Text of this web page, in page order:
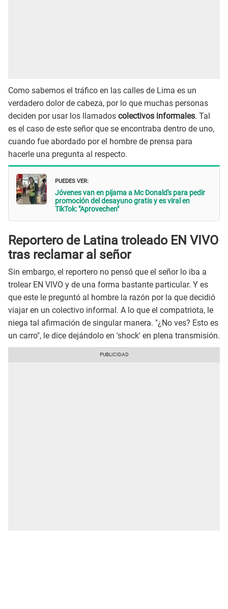
Como sabemos el tráfico en las calles de Lima es un
verdadero dolor de cabeza, por lo que muchas personas
deciden por usar los llamados colectivos informales. Tal
es el caso de este señor que se encontraba dentro de uno,
cuando fue abordado por el hombre de prensa para
hacerle una pregunta al respecto.
PUEDES VER:
Jóvenes van en pijama a Mc Donald's para pedir
promoción del desayuno gratis y es viral en
TikTok: "Aprovechen"
Reportero de Latina troleado EN VIVO
tras reclamar al señor
Sin embargo, el reportero no pensó que el señor lo iba a
trolear EN VIVO y de una forma bastante particular. Y es
que este le preguntó al hombre la razón por la que decidió
viajar en un colectivo informal. A lo que el compatriota, le
niega tal afirmación de singular manera. "¿No ves? Esto es
un carro", le dice dejándolo en 'shock' en plena transmisión.